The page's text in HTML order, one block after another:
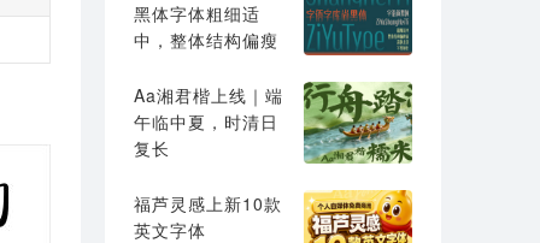
黑体字体粗细适
中，整体结构偏瘦
Aa湘君楷上线｜端
午临中夏，时清日
复长
福芦灵感上新10款
英文字体